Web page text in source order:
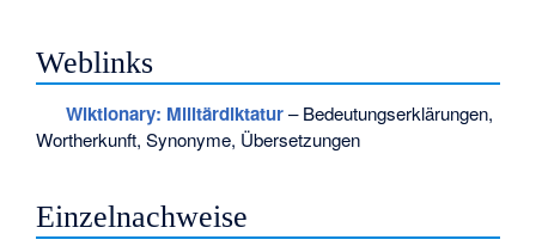
Weblinks
Wiktionary: Militärdiktatur– Bedeutungserklärungen,
Wortherkunft, Synonyme, Übersetzungen
Einzelnachweise